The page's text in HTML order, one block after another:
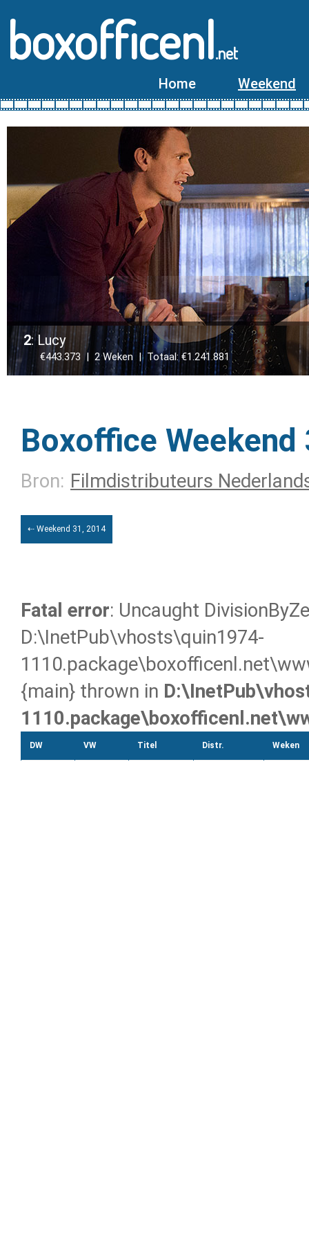
boxofficenl.net
Home Weekend
2: Lucy
€443.373 | 2 Weken | Totaal: €1.241.881
Boxoffice
Bron: Filmdistributeurs
⇠ Weekend 31, 2014
Fatal error: Uncaught
D:\InetPub\vhosts\quin1974-
{main} thrown in
DW VW Titel Distr. Weken